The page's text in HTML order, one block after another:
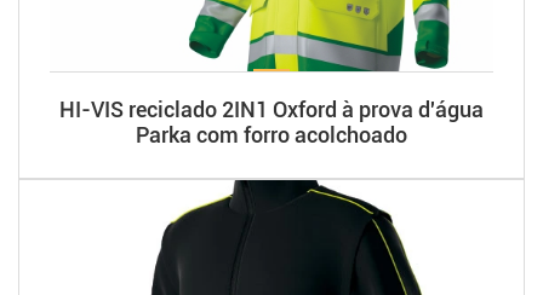
HI-VIS reciclado 2IN1 Oxford à prova d'água
Parka com forro acolchoado